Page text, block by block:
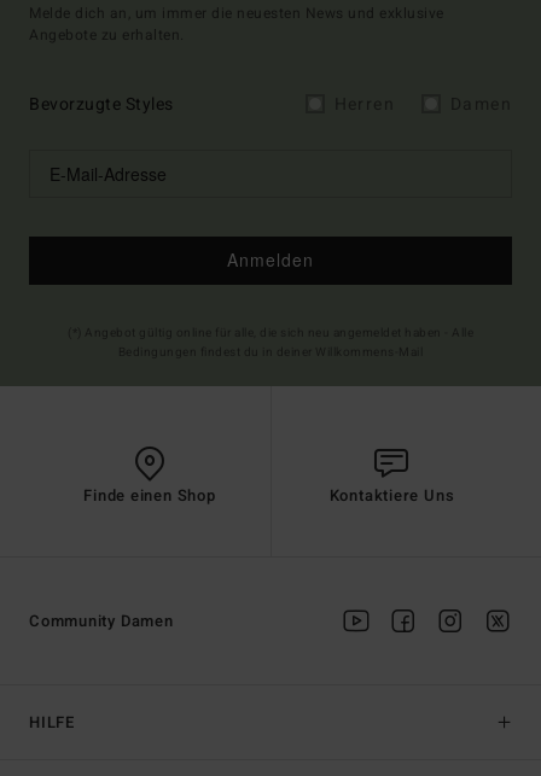
Melde dich an, um immer die neuesten News und exklusive
Angebote zu erhalten.
Bevorzugte Styles
Anmelden
Finde einen Shop Kontaktiere Uns
HILFE
Community Damen